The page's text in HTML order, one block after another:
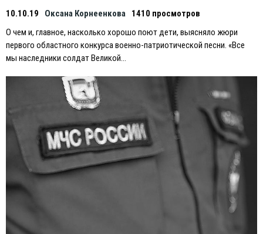
10.10.19 Оксана Корнеенкова
1410 просмотров
О чем и, главное, насколько хорошо поют дети, выясняло жюри
первого областного конкурса военно-патриотической песни. «Все
мы наследники солдат Великой…